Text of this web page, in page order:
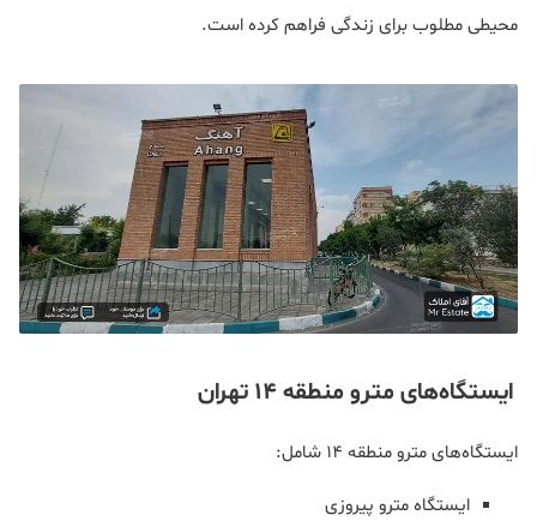
محیطی مطلوب برای زندگی فراهم کرده است.
ایستگاه‌های مترو منطقه 14 تهران
ایستگاه‌های مترو منطقه 14 شامل:
ایستگاه مترو پیروزی